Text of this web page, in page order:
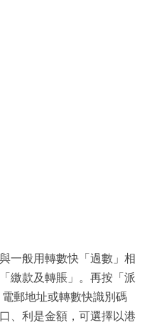
一般用轉數快「過數」相
繳款及轉賬」。再按「派
郵地址或轉數快識別碼
、利是金額，可選擇以港